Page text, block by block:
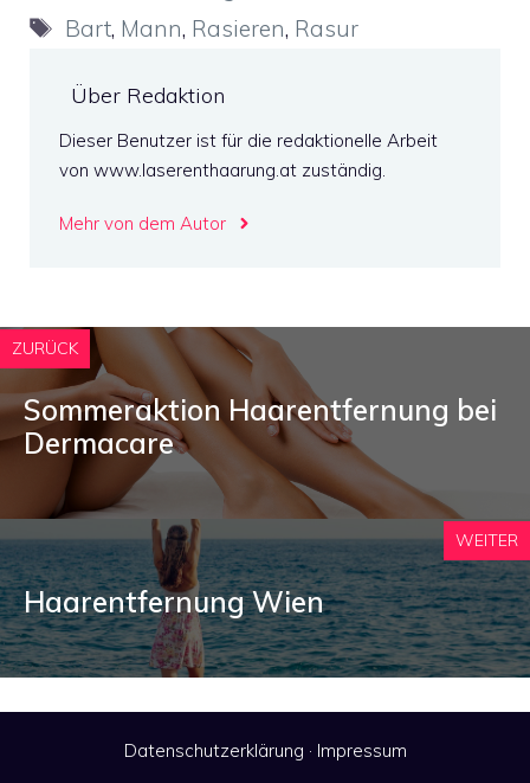
Schlagwörter
Bart, Mann, Rasieren, Rasur
Über Redaktion
Dieser Benutzer ist für die redaktionelle Arbeit
von www.laserenthaarung.at zuständig.
Mehr von dem Autor
ZURÜCK
Sommeraktion Haarentfernung bei
Dermacare
WEITER
Haarentfernung Wien
Datenschutzerklärung · Impressum